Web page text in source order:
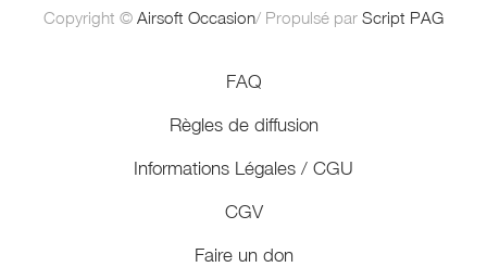
Copyright © Airsoft Occasion/ Propulsé par Script PAG
FAQ
Règles de diffusion
Informations Légales / CGU
CGV
Faire un don